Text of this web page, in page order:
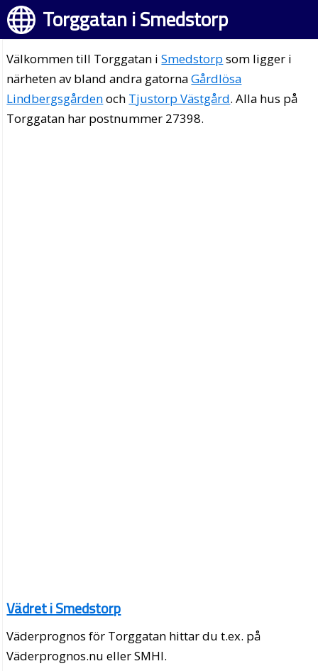
Torggatan i Smedstorp
Välkommen till Torggatan iSmedstorp som ligger i
närheten av bland andra gatornaGårdlösa
Lindbergsgårdenoch Tjustorp Västgård. Alla hus på
Torggatan har postnummer 27398.
Vädret i Smedstorp
Väderprognos för Torggatan hittar du t.ex. på
Väderprognos.nu eller SMHI.